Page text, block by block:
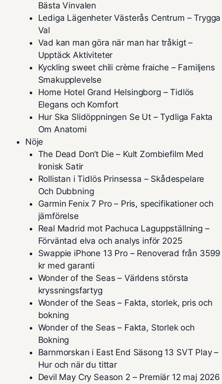
Bästa Vinvalen
Lediga Lägenheter Västerås Centrum – Trygga
Val
Vad kan man göra när man har tråkigt –
Upptäck Aktiviteter
Kyckling sweet chili crème fraiche – Familjens
Smakupplevelse
Home Hotel Grand Helsingborg – Tidlös
Elegans och Komfort
Hur Ska Slidöppningen Se Ut – Tydliga Fakta
Om Anatomi
Nöje
The Dead Don’t Die – Kult Zombiefilm Med
Ironisk Satir
Rollistan i Tidlös Prinsessa – Skådespelare
Och Dubbning
Garmin Fenix 7 Pro – Pris, specifikationer och
jämförelse
Real Madrid mot Pachuca Laguppställning –
Förväntad elva och analys inför 2025
Swappie iPhone 13 Pro – Renoverad från 3599
kr med garanti
Wonder of the Seas – Världens största
kryssningsfartyg
Wonder of the Seas – Fakta, storlek, pris och
bokning
Wonder of the Seas – Fakta, Storlek och
Bokning
Barnmorskan i East End Säsong 13 SVT Play –
Hur och när du tittar
Devil May Cry Season 2 – Premiär 12 maj 2026